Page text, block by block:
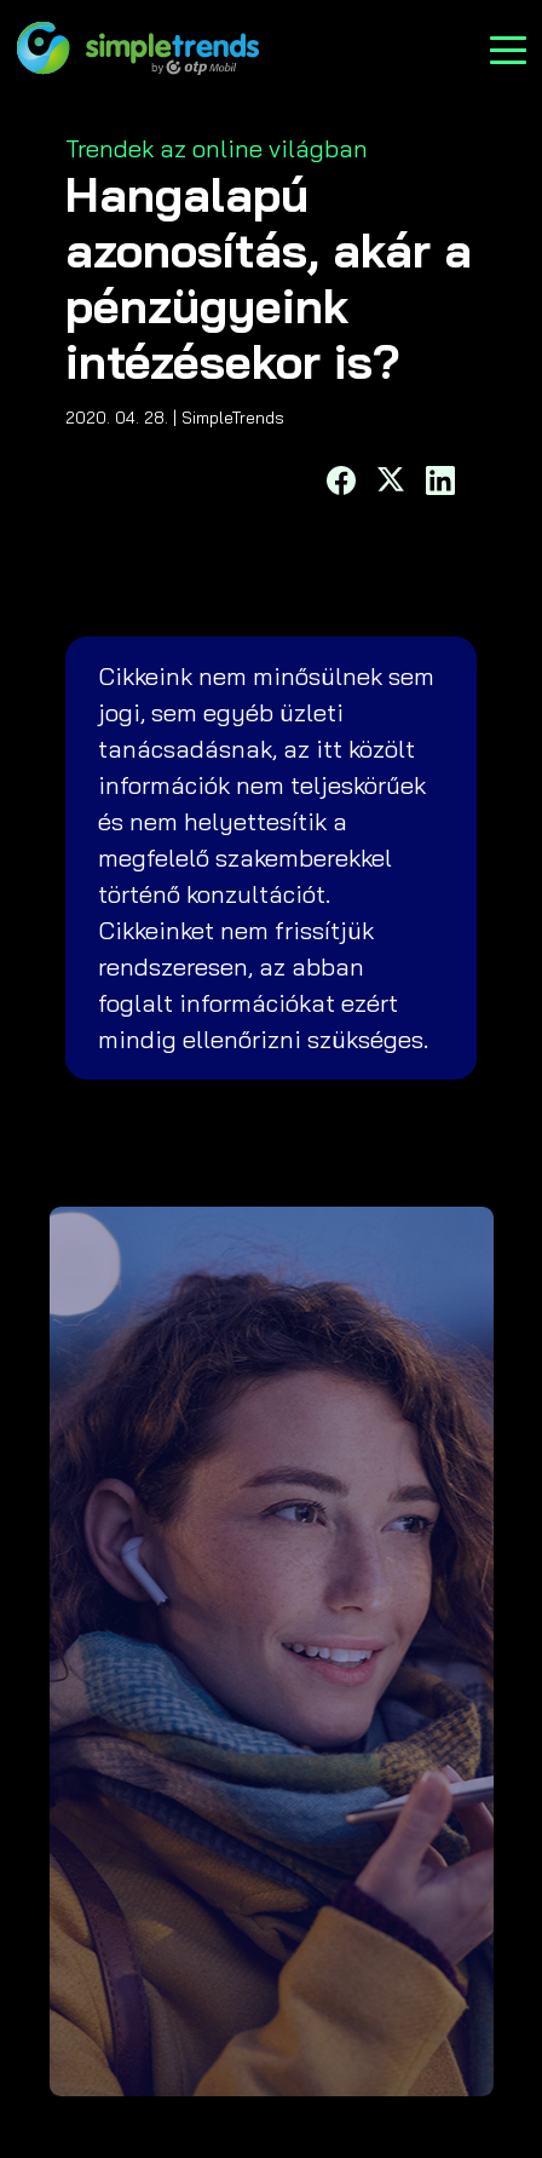
Categories
Trendek az online világban
Hangalapú
azonosítás, akár a
pénzügyeink
intézésekor is?
2020. 04. 28. | SimpleTrends
Cikkeink nem minősülnek sem
jogi, sem egyéb üzleti
tanácsadásnak, az itt közölt
információk nem teljeskörűek
és nem helyettesítik a
megfelelő szakemberekkel
történő konzultációt.
Cikkeinket nem frissítjük
rendszeresen, az abban
foglalt információkat ezért
mindig ellenőrizni szükséges.